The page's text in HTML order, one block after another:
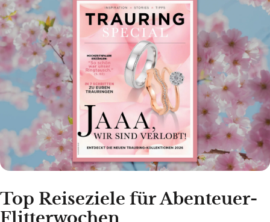
Top Reiseziele für Abenteuer-